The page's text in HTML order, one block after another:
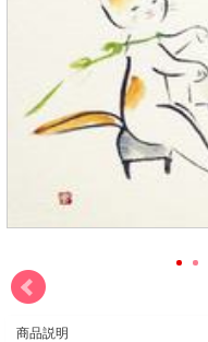
商品説明